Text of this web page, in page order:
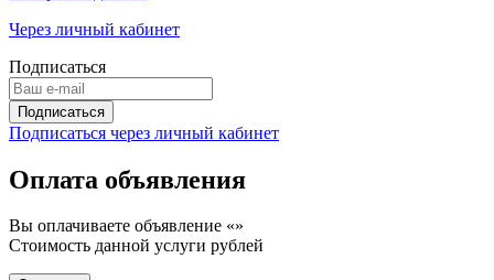
Через личный кабинет
Подписаться
Подписаться через личный кабинет
Оплата объявления
Вы оплачиваете объявление «»
Стоимость данной услуги рублей